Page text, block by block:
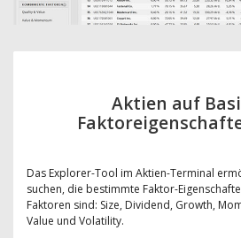
Aktien auf
Das Explorer-Tool im Aktien-Terminal
suchen, die bestimmte Faktor-
Faktoren sind: Size, Dividend, Growth,
Value und Volatility.